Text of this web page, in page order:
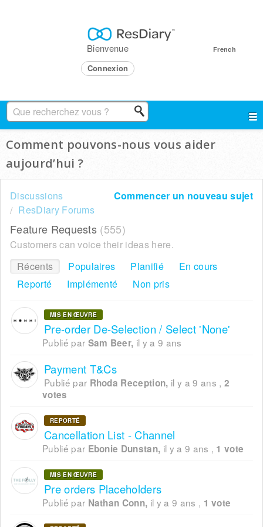
French
Bienvenue
Connexion
Comment pouvons-nous vous aider
aujourd’hui ?
Commencer un nouveau sujet
Discussions
ResDiary Forums
Feature Requests 555
Customers can voice their ideas here.
Récents
Populaires Planifié
En cours
Reporté
Implémenté Non pris
MIS EN ŒUVRE
Pre-order De-Selection / Select 'None'
Publié par Sam Beer, il y a 9 ans
Payment T&Cs
Publié par Rhoda Reception, il y a 9 ans , 2
votes
REPORTÉ
Cancellation List - Channel
Publié par Ebonie Dunstan, il y a 9 ans , 1 vote
MIS EN ŒUVRE
Pre orders Placeholders
Publié par Nathan Conn, il y a 9 ans , 1 vote